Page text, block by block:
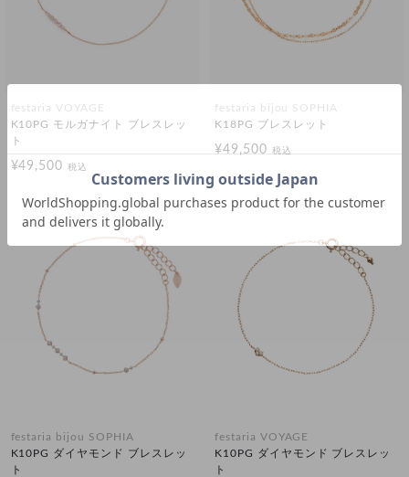
festaria VOYAGE
K10PG モルガナイト ブレスレッ
ト
¥49,500税込
festaria bijou SOPHIA
K18PG ブレスレット
¥49,500 税込
festaria bijou SOPHIA
K10PG ダイヤモンド ブレスレッ
ト
festaria VOYAGE
K10PG ダイヤモンド ブレスレッ
ト